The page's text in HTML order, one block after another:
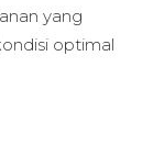
yang
optimal